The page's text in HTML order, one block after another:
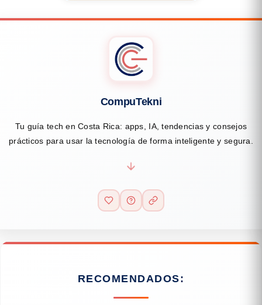
CompuTekni
Tu guía tech en Costa Rica: apps, IA, tendencias y consejos
prácticos para usar la tecnología de forma inteligente y segura.
RECOMENDADOS: